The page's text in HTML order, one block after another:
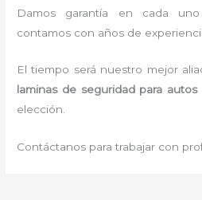
Damos garantía en cada
contamos con años de
El tiempo será nuestro mejor
laminas de seguridad para
elección.
Contáctanos para trabajar con